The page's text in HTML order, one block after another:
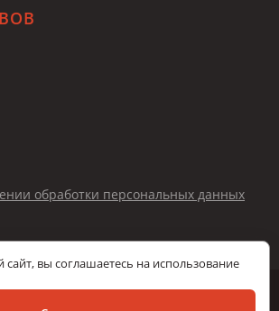
обработки персональных данных
вы соглашаетесь на использование